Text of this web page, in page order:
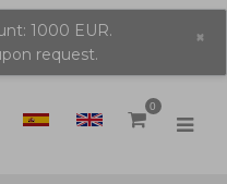
1000 EUR.
request.
×
0